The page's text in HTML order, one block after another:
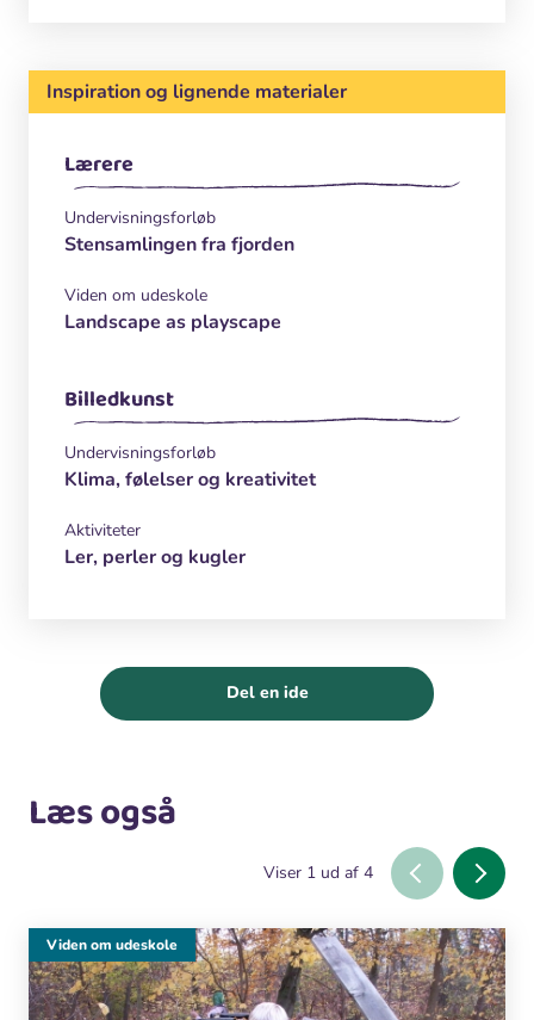
Inspiration og lignende materialer
Lærere
Undervisningsforløb
Stensamlingen fra fjorden
Viden om udeskole
Landscape as playscape
Billedkunst
Undervisningsforløb
Klima, følelser og kreativitet
Aktiviteter
Ler, perler og kugler
Del en ide
Læs også
Viser 1 ud af 4
Viden om udeskole